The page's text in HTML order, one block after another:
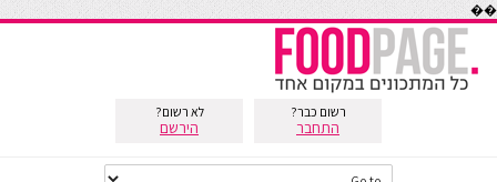
��
רשום כבר?
התחבר
לא רשום?
הירשם